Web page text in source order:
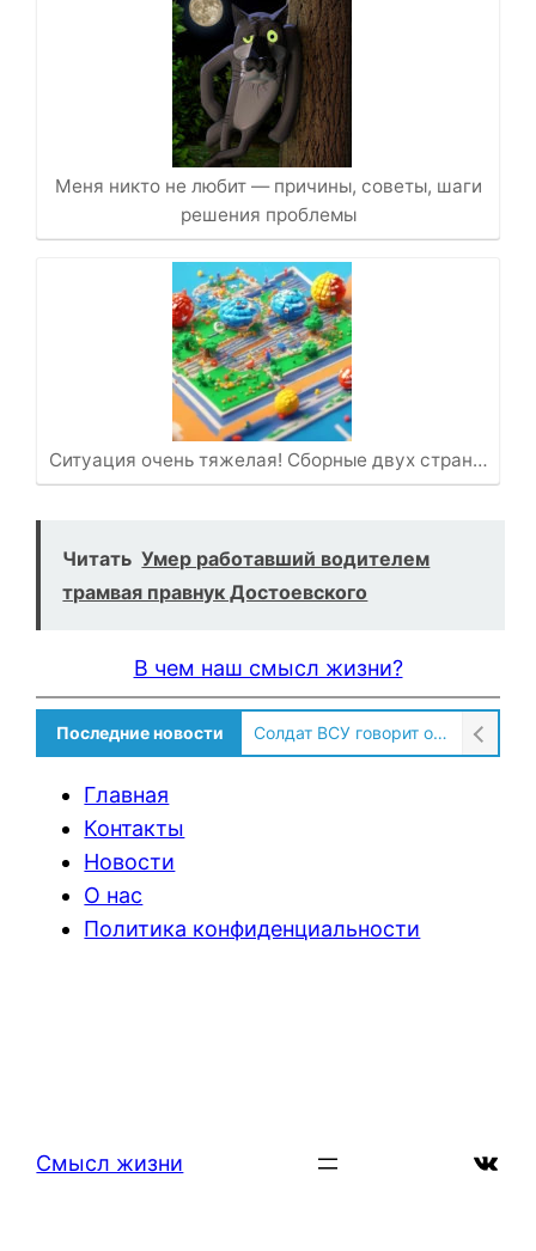
Меня никто не любит — причины, советы, шаги
решения проблемы
Ситуация очень тяжелая! Сборные двух стран…
Читать Умер работавший водителем
трамвая правнук Достоевского
В чем наш смысл жизни?
Последние новости Солдат ВСУ говорит о том, чтобы продавали топливо для ремонта техники в Угледаре
Главная
Контакты
Новости
О нас
Политика конфиденциальности
Смысл жизни